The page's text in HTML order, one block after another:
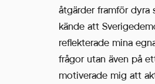
åtgärder framför dyra
kände att
reflekterade mina
frågor utan även på
motiverade mig att